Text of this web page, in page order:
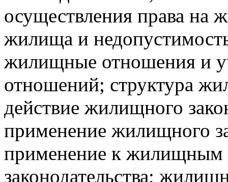
осуществления права на
жилища и
жилищные отношения и
отношений; структура
действие жилищного
применение жилищного
применение к жилищным
законодательства;